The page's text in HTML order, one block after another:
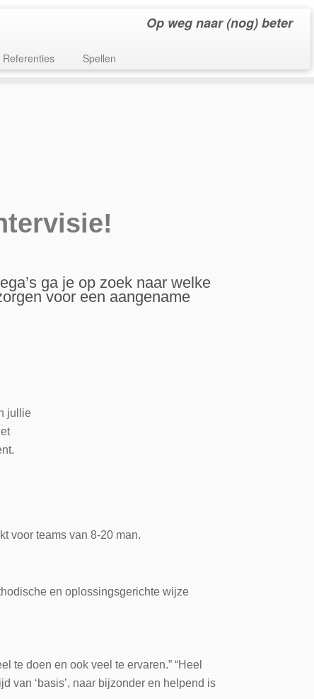
Op weg naar (nog) beter
Referenties Spellen
ga je op zoek naar welke
voor een aangename
jullie
voor teams van 8-20 man.
en oplossingsgerichte wijze
te doen en ook veel te ervaren.” “Heel
van ‘basis’, naar bijzonder en helpend is